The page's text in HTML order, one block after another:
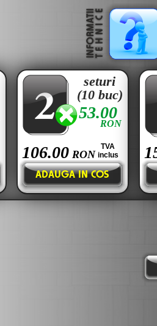
53.00
RON
106.00 RON
TVA
inclus
seturi
(10 buc)